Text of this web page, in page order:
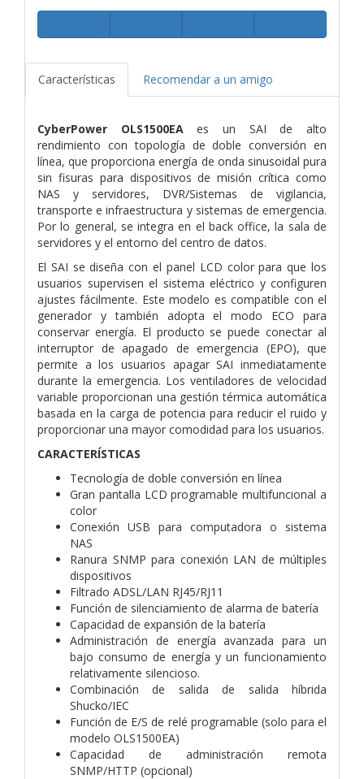
Características Recomendar a un amigo
CyberPower OLS1500EAes un SAI de alto
rendimiento con topología de doble conversión en
línea, que proporciona energía de onda sinusoidal pura
sin fisuras para dispositivos de misión crítica como
NAS y servidores, DVR/Sistemas de vigilancia,
transporte e infraestructura y sistemas de emergencia.
Por lo general, se integra en el back office, la sala de
servidores y el entorno del centro de datos.
El SAI se diseña con el panel LCD color para que los
usuarios supervisen el sistema eléctrico y configuren
ajustes fácilmente. Este modelo es compatible con el
generador y también adopta el modo ECO para
conservar energía. El producto se puede conectar al
interruptor de apagado de emergencia (EPO), que
permite a los usuarios apagar SAI inmediatamente
durante la emergencia. Los ventiladores de velocidad
variable proporcionan una gestión térmica automática
basada en la carga de potencia para reducir el ruido y
proporcionar una mayor comodidad para los usuarios.
CARACTERÍSTICAS
Tecnología de doble conversión en línea
Gran pantalla LCD programable multifuncional a
color
Conexión USB para computadora o sistema
NAS
Ranura SNMP para conexión LAN de múltiples
dispositivos
Filtrado ADSL/LAN RJ45/RJ11
Función de silenciamiento de alarma de batería
Capacidad de expansión de la batería
Administración de energía avanzada para un
bajo consumo de energía y un funcionamiento
relativamente silencioso.
Combinación de salida de salida híbrida
Shucko/IEC
Función de E/S de relé programable (solo para el
modelo OLS1500EA)
Capacidad de administración remota
SNMP/HTTP (opcional)